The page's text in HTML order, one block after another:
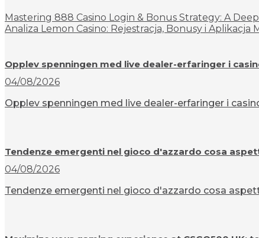
Mastering 888 Casino Login & Bonus Strategy: A
Analiza Lemon Casino: Rejestracja, Bonusy i
Opplev spenningen med live dealer-erfaringer i
04/08/2026
Opplev spenningen med live dealer-erfaringer i
Tendenze emergenti nel gioco d'azzardo cosa
04/08/2026
Tendenze emergenti nel gioco d'azzardo cosa